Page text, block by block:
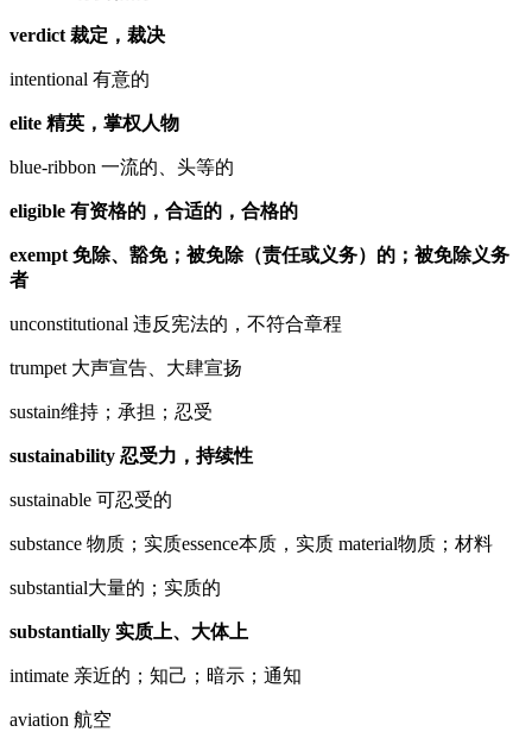
verdict 裁定，裁决
intentional 有意的
elite 精英，掌权人物
blue-ribbon 一流的、头等的
eligible 有资格的，合适的，合格的
exempt 免除、豁免；被免除（责任或义务）的；被免除义务
者
unconstitutional 违反宪法的，不符合章程
trumpet 大声宣告、大肆宣扬
sustain维持；承担；忍受
sustainability 忍受力，持续性
sustainable 可忍受的
substance 物质；实质essence本质，实质 material物质；材料
substantial大量的；实质的
substantially 实质上、大体上
intimate 亲近的；知己；暗示；通知
aviation 航空